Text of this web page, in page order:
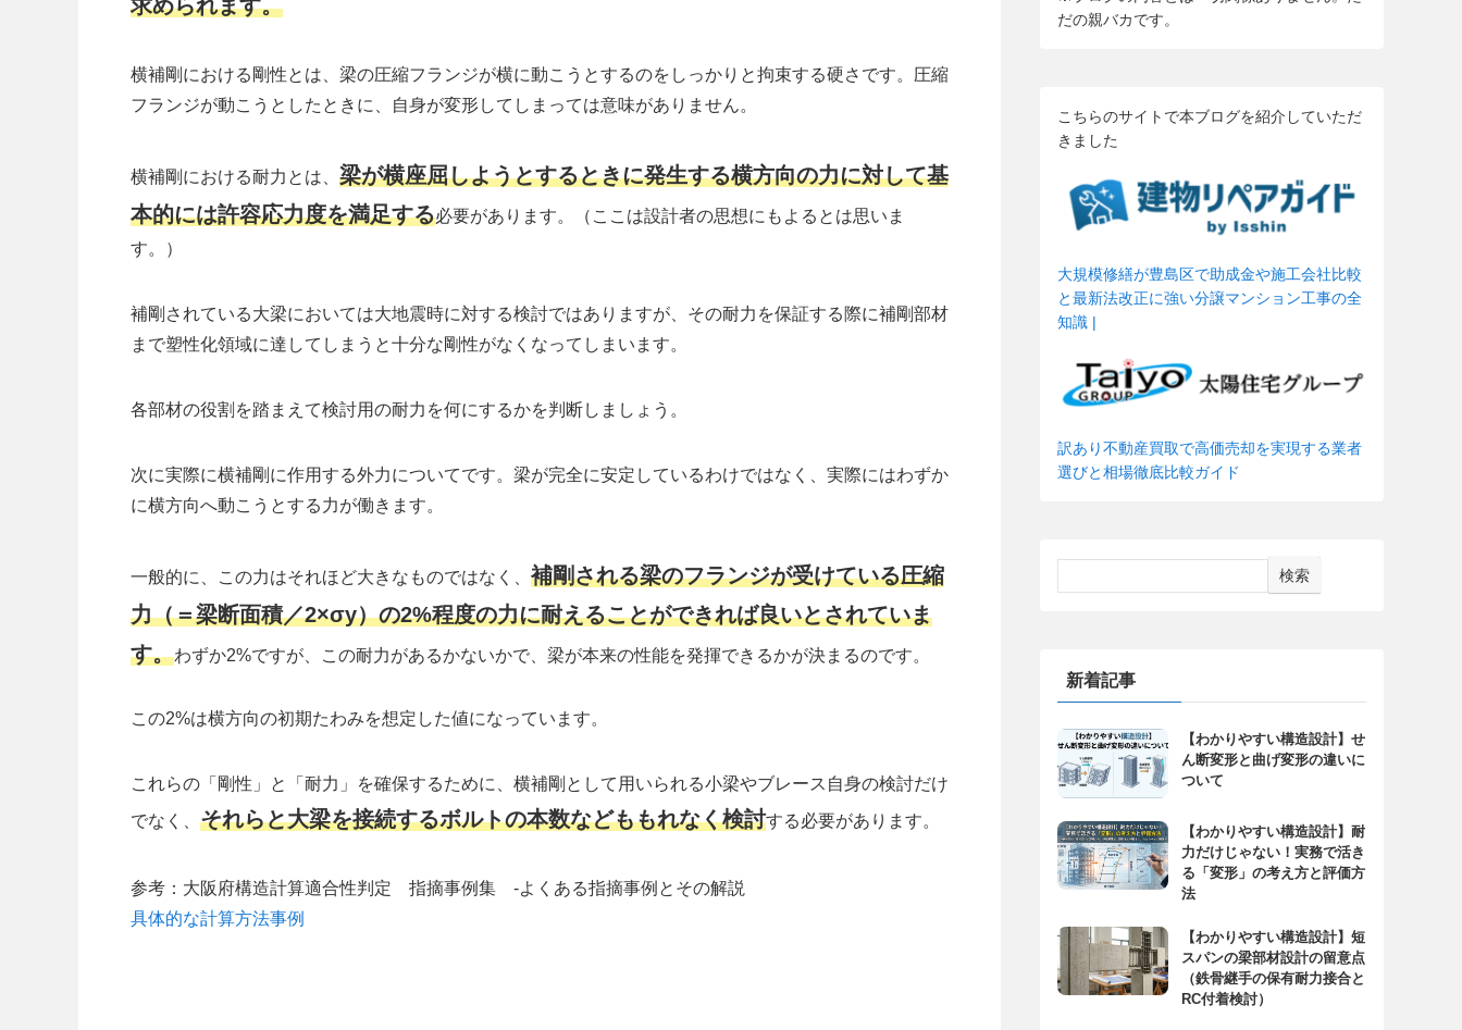
求められます。
横補剛における剛性とは、梁の圧縮フランジが横に動こうとするのをしっかりと拘束する硬さです。圧縮
フランジが動こうとしたときに、自身が変形してしまっては意味がありません。
横補剛における耐力とは、 梁が横座屈しようとするときに発生する横方向の力に対して基
本的には許容応力度を満足する必要があります。（ここは設計者の思想にもよるとは思いま
す。）
補剛されている大梁においては大地震時に対する検討ではありますが、その耐力を保証する際に補剛部材
まで塑性化領域に達してしまうと十分な剛性がなくなってしまいます。
各部材の役割を踏まえて検討用の耐力を何にするかを判断しましょう。
次に実際に横補剛に作用する外力についてです。梁が完全に安定しているわけではなく、実際にはわずか
に横方向へ動こうとする力が働きます。
一般的に、この力はそれほど大きなものではなく、 補剛される梁のフランジが受けている圧縮
力（＝梁断面積／2×σy）の2%程度の力に耐えることができれば良いとされていま
す。わずか2%ですが、この耐力があるかないかで、梁が本来の性能を発揮できるかが決まるのです。
この2%は横方向の初期たわみを想定した値になっています。
これらの「剛性」と「耐力」を確保するために、横補剛として用いられる小梁やブレース自身の検討だけ
でなく、 それらと大梁を接続するボルトの本数などももれなく検討する必要があります。
参考：大阪府構造計算適合性判定 指摘事例集 -よくある指摘事例とその解説
具体的な計算方法事例
だの親バカです。
こちらのサイトで本ブログを紹介していただ
きました
大規模修繕が豊島区で助成金や施工会社比較
と最新法改正に強い分譲マンション工事の全
知識 |
訳あり不動産買取で高価売却を実現する業者
選びと相場徹底比較ガイド
検索
新着記事
【わかりやすい構造設計】せ
ん断変形と曲げ変形の違いに
ついて
【わかりやすい構造設計】耐
力だけじゃない！実務で活き
る「変形」の考え方と評価方
法
【わかりやすい構造設計】短
スパンの梁部材設計の留意点
（鉄骨継手の保有耐力接合と
RC付着検討）